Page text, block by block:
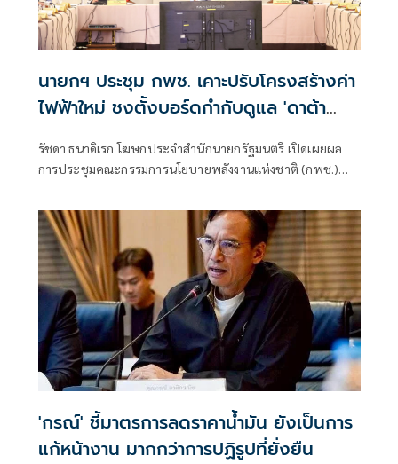
นายกฯ ประชุม กพช. เคาะปรับโครงสร้างค่า
ไฟฟ้าใหม่ ชงตั้งบอร์ดกำกับดูแล 'ดาต้า
รัชดา ธนาดิเรก โฆษกประจำสำนักนายกรัฐมนตรี เปิดเผยผล
การประชุมคณะกรรมการนโยบายพลังงานแห่งชาติ (กพช.)
ประชุมมีมติเห็นชอบมาตรการสำคัญด้านพลังงาน เรื่อง
โครงสร้างอัตราค่าไฟฟ้า
'กรณ์' ชี้มาตรการลดราคาน้ำมัน ยังเป็นการ
แก้หน้างาน มากกว่าการปฏิรูปที่ยั่งยืน